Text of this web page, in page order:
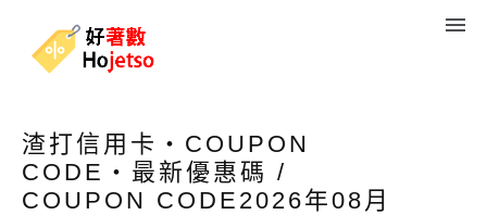
渣打信用卡・COUPON
CODE・最新優惠碼 /
COUPON CODE2026年08月